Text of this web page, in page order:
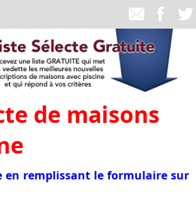
de maisons
en remplissant le formulaire sur